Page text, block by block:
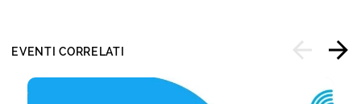
EVENTI CORRELATI